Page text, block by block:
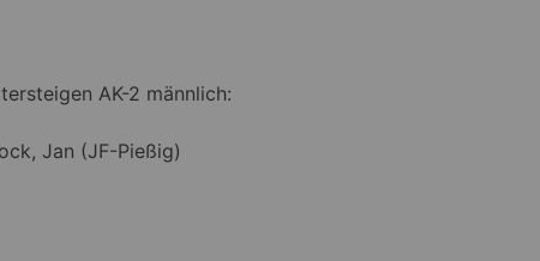
AK-2 männlich:
Jan (JF-Pießig)